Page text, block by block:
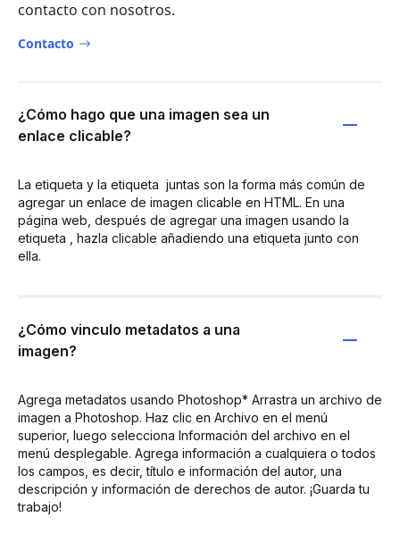
contacto con nosotros.
Contacto
¿Cómo hago que una imagen sea un
enlace clicable?
La etiqueta y la etiqueta juntas son la forma más común de
agregar un enlace de imagen clicable en HTML. En una
página web, después de agregar una imagen usando la
etiqueta
, hazla clicable añadiendo una etiqueta junto con
ella.
¿Cómo vinculo metadatos a una
imagen?
Agrega metadatos usando Photoshop* Arrastra un archivo de
imagen a Photoshop. Haz clic en Archivo en el menú
superior, luego selecciona Información del archivo en el
menú desplegable. Agrega información a cualquiera o todos
los campos, es decir, título e información del autor, una
descripción y información de derechos de autor. ¡Guarda tu
trabajo!